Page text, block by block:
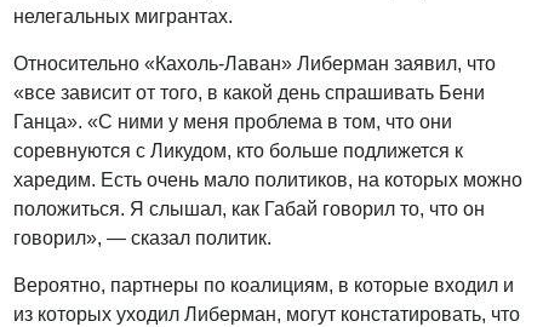
нелегальных мигрантах.
Относительно «Кахоль-Лаван» Либерман заявил, что
«все зависит от того, в какой день спрашивать Бени
Ганца». «С ними у меня проблема в том, что они
соревнуются с Ликудом, кто больше подлижется к
харедим. Есть очень мало политиков, на которых можно
положиться. Я слышал, как Габай говорил то, что он
говорил», — сказал политик.
Вероятно, партнеры по коалициям, в которые входил и
из которых уходил Либерман, могут констатировать, что